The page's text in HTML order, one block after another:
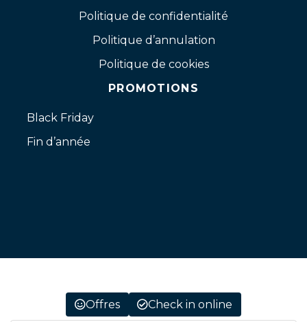
Offres Check in online
Politique de confidentialité
Politique d’annulation
Politique de cookies
PROMOTIONS
Black Friday
Fin d’année